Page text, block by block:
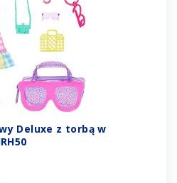
Deluxe z torbą w